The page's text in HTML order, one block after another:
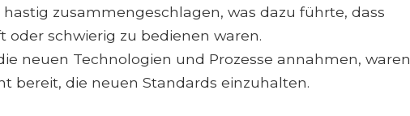
zusammengeschlagen, was dazu führte, dass
oder schwierig zu bedienen waren.
neuen Technologien und Prozesse annahmen, waren
bereit, die neuen Standards einzuhalten.